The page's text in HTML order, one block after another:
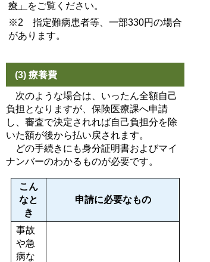
療」
をご覧ください。
※2 指定難病患者等、一部330円の場合
があります。
(3) 療養費
次のような場合は、いったん全額自己
負担となりますが、保険医療課へ申請
し、審査で決定されれば自己負担分を除
いた額が後から払い戻されます。
どの手続きにも身分証明書およびマイ
ナンバーのわかるものが必要です。
こん
なと
き
申請に必要なもの
事故
や急
病な